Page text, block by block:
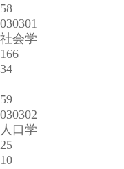
58
030301
社会学
166
34
59
030302
人口学
25
10